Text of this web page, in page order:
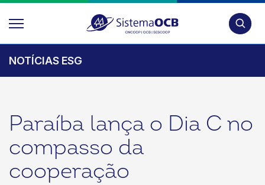
NOTÍCIAS ESG
Paraíba lança o Dia C no
compasso da
cooperação